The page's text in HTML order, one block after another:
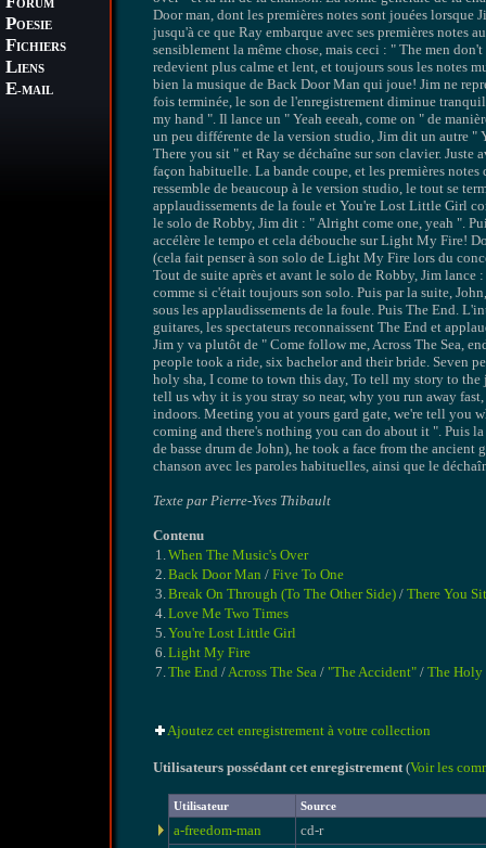
ORUM
POESIE
FICHIERS
LIENS
E-MAIL
Door man, dont les premières notes sont jouées lorsque
jusqu'à ce que Ray embarque avec ses premières
sensiblement la même chose, mais ceci : " The men
redevient plus calme et lent, et toujours sous les notes
bien la musique de Back Door Man qui joue! Jim ne
fois terminée, le son de l'enregistrement diminue
my hand ". Il lance un " Yeah eeeah, come on " de
un peu différente de la version studio, Jim dit un autre "
There you sit " et Ray se déchaîne sur son clavier.
façon habituelle. La bande coupe, et les premières
ressemble de beaucoup à le version studio, le tout se
applaudissements de la foule et You're Lost Little Girl
le solo de Robby, Jim dit : " Alright come one, yeah ".
accélère le tempo et cela débouche sur Light My Fire!
(cela fait penser à son solo de Light My Fire lors du
Tout de suite après et avant le solo de Robby, Jim
comme si c'était toujours son solo. Puis par la suite,
sous les applaudissements de la foule. Puis The End.
guitares, les spectateurs reconnaissent The End et
Jim y va plutôt de " Come follow me, Across The Sea,
people took a ride, six bachelor and their bride. Seven
holy sha, I come to town this day, To tell my story to the
tell us why it is you stray so near, why you run away
indoors. Meeting you at yours gard gate, we're tell you
coming and there's nothing you can do about it ". Puis
de basse drum de John), he took a face from the
chanson avec les paroles habituelles, ainsi que le
Texte par Pierre-Yves Thibault
Contenu
1.When The Music's Over
2.Back Door Man / Five To One
3.Break On Through (To The Other Side) / There You Sit
4.Love Me Two Times
5.You're Lost Little Girl
6.Light My Fire
7.The End /Across The Sea / "The Accident" / The Holy
Ajoutez cet enregistrement à votre collection
Utilisateurs possédant cet enregistrement(Voir les
Utilisateur Source
a-freedom-man
cd-r